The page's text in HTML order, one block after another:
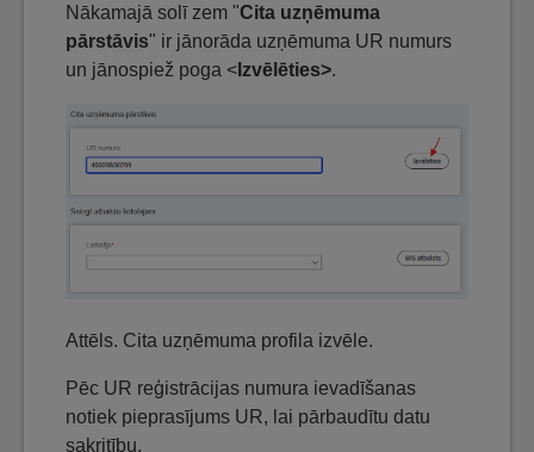
Nākamajā solī zem "Cita uzņēmuma
pārstāvis" ir jānorāda uzņēmuma UR numurs
un jānospiež poga < Izvēlēties>.
Attēls. Cita uzņēmuma profila izvēle.
Pēc UR reģistrācijas numura ievadīšanas
notiek pieprasījums UR, lai pārbaudītu datu
sakritību.